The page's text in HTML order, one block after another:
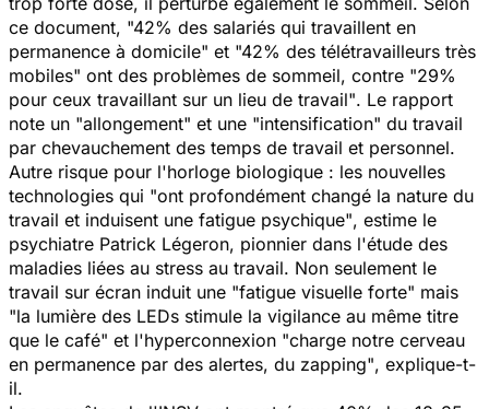
ce document, "42% des salariés qui travaillent en
permanence à domicile" et "42% des télétravailleurs très
mobiles" ont des problèmes de sommeil, contre "29%
pour ceux travaillant sur un lieu de travail". Le rapport
note un "allongement" et une "intensification" du travail
par chevauchement des temps de travail et personnel.
Autre risque pour l'horloge biologique : les nouvelles
technologies qui "ont profondément changé la nature du
travail et induisent une fatigue psychique", estime le
psychiatre Patrick Légeron, pionnier dans l'étude des
maladies liées au stress au travail. Non seulement le
travail sur écran induit une "fatigue visuelle forte" mais
"la lumière des LEDs stimule la vigilance au même titre
que le café" et l'hyperconnexion "charge notre cerveau
en permanence par des alertes, du zapping", explique-t-
il.